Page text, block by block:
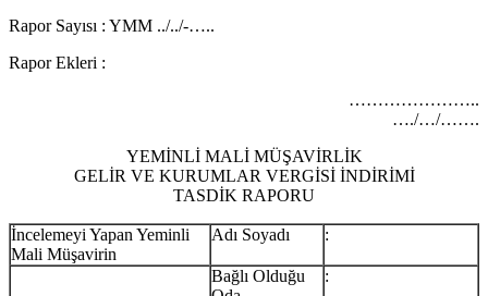
Rapor Sayısı : YMM ../../-…..
Rapor Ekleri :
…………………..
…./…/…….
YEMİNLİ MALİ MÜŞAVİRLİK
GELİR VE KURUMLAR VERGİSİ İNDİRİMİ
TASDİK RAPORU
İncelemeyi Yapan Yeminli
Mali Müşavirin
Adı Soyadı :
Bağlı Olduğu
: